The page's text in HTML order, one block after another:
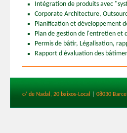
Intégration de produits avec
Corporate Architecture,
Planification et développement
Plan de gestion de l'entretien et
Permis de bâtir, Légalisation,
Rapport d'évaluation des
c/ de Nadal, 20 baixos-Local 08030